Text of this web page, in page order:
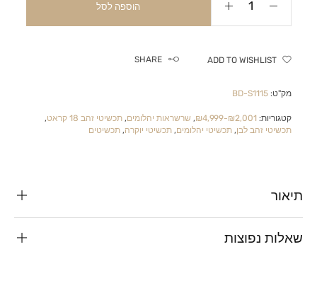
הוספה לסל
ADD TO WISHLIST
SHARE
מק"ט:BD-S1115
קטגוריות:₪2,001-₪4,999
, שרשראות יהלומים,תכשיטי זהב 18 קראט
,
תכשיטי זהב לבן,תכשיטי יהלומים,תכשיטי יוקרה,תכשיטים
תיאור
שאלות נפוצות